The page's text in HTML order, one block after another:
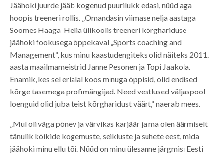
Jäähoki juurde jääb kogenud puurilukk edasi, nüüd aga
hoopis treeneri rollis. „Omandasin viimase nelja aastaga
Soomes Haaga-Helia ülikoolis treeneri kõrghariduse
jäähoki fookusega õppekaval „Sports coaching and
Management“, kus minu kaastudengiteks olid näiteks 2011.
aasta maailmameistrid Janne Pesonen ja Topi Jaakola.
Enamik, kes sel erialal koos minuga õppisid, olid endised
kõrge tasemega profimängijad. Need vestlused väljaspool
loenguid olid juba teist kõrgharidust väärt,“ naerab mees.
„Mul oli väga põnev ja värvikas karjäär ja ma olen äärmiselt
tänulik kõikide kogemuste, seikluste ja suhete eest, mida
jäähoki minu ellu tõi. Nüüd on minu ülesanne järgmisi Eesti